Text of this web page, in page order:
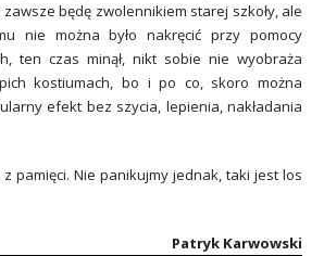
zawsze będę zwolennikiem starej szkoły, ale
nie można było nakręcić przy pomocy
ten czas minął, nikt sobie nie wyobraża
kostiumach, bo i po co, skoro można
efekt bez szycia, lepienia, nakładania
pamięci. Nie panikujmy jednak, taki jest los
Patryk Karwowski